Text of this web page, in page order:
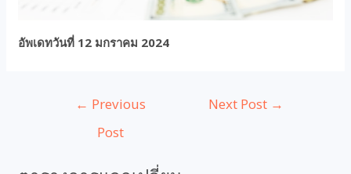
อัพเดทวันที่ 12 มกราคม 2024
← Previous
Post
Next Post →